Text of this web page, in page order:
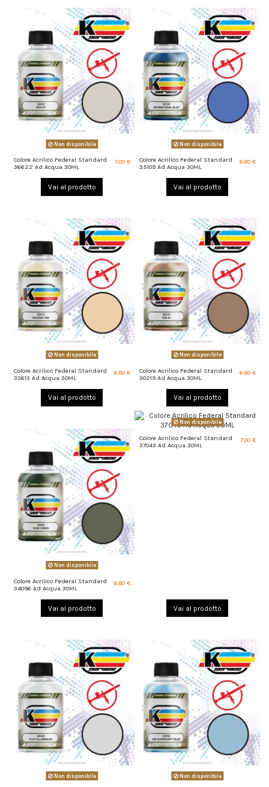
Non disponibile
Colore Acrilico Federal Standard
36622 Ad Acqua 30ML
7,00 €
Vai al prodotto
Non disponibile
Colore Acrilico Federal Standard
35109 Ad Acqua 30ML
6,80 €
Vai al prodotto
Non disponibile
Colore Acrilico Federal Standard
33613 Ad Acqua 30ML
6,80 €
Vai al prodotto
Non disponibile
Colore Acrilico Federal Standard
30219 Ad Acqua 30ML
6,80 €
Vai al prodotto
Non disponibile
Colore Acrilico Federal Standard
34096 Ad Acqua 30ML
6,80 €
Vai al prodotto
Non disponibile
Colore Acrilico Federal Standard
37043 Ad Acqua 30ML
7,00 €
Vai al prodotto
Non disponibile Non disponibile